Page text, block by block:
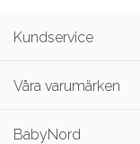
Kundservice
Våra varumärken
BabyNord